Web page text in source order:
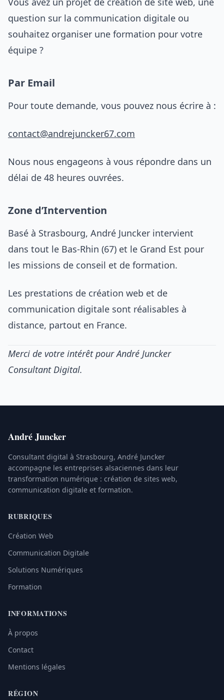
question sur la communication digitale ou
souhaitez organiser une formation pour votre
équipe ?
Par Email
Pour toute demande, vous pouvez nous écrire à :
contact@andrejuncker67.com
Nous nous engageons à vous répondre dans un
délai de 48 heures ouvrées.
Zone d’Intervention
Basé à Strasbourg, André Juncker intervient
dans tout le Bas-Rhin (67) et le Grand Est pour
les missions de conseil et de formation.
Les prestations de création web et de
communication digitale sont réalisables à
distance, partout en France.
Merci de votre intérêt pour André Juncker
Consultant Digital.
André Juncker
Consultant digital à Strasbourg, André Juncker
accompagne les entreprises alsaciennes dans leur
transformation numérique : création de sites web,
communication digitale et formation.
RUBRIQUES
Création Web
Communication Digitale
Solutions Numériques
Formation
INFORMATIONS
À propos
Contact
Mentions légales
RÉGION